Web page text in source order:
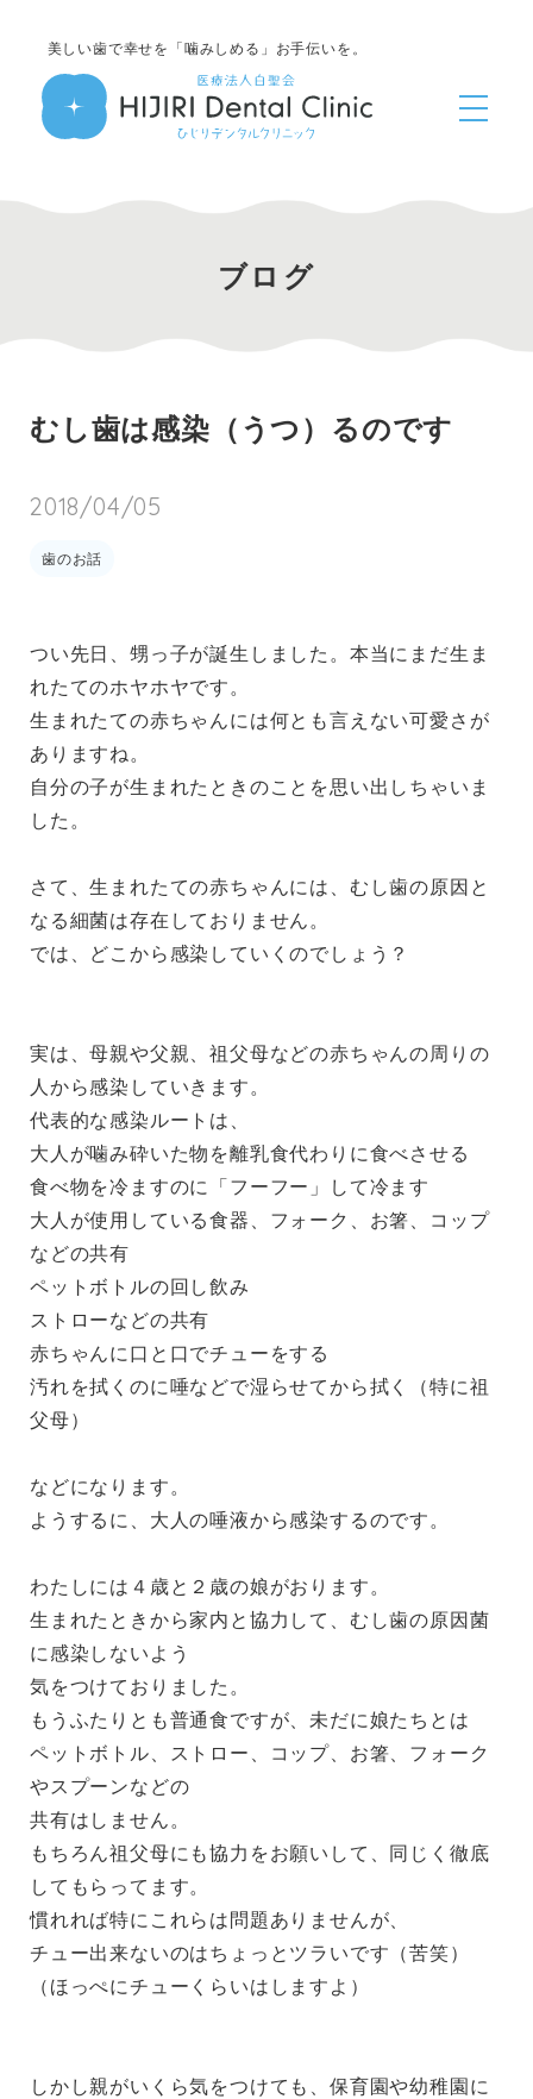
美しい歯で幸せを「噛みしめる」お手伝いを。
ブログ
むし歯は感染（うつ）るのです
2018/04/05
歯のお話
つい先日、甥っ子が誕生しました。本当にまだ生ま
れたてのホヤホヤです。
生まれたての赤ちゃんには何とも言えない可愛さが
ありますね。
自分の子が生まれたときのことを思い出しちゃいま
した。
さて、生まれたての赤ちゃんには、むし歯の原因と
なる細菌は存在しておりません。
では、どこから感染していくのでしょう？
実は、母親や父親、祖父母などの赤ちゃんの周りの
人から感染していきます。
代表的な感染ルートは、
大人が噛み砕いた物を離乳食代わりに食べさせる
食べ物を冷ますのに「フーフー」して冷ます
大人が使用している食器、フォーク、お箸、コップ
などの共有
ペットボトルの回し飲み
ストローなどの共有
赤ちゃんに口と口でチューをする
汚れを拭くのに唾などで湿らせてから拭く（特に祖
父母）
などになります。
ようするに、大人の唾液から感染するのです。
わたしには４歳と２歳の娘がおります。
生まれたときから家内と協力して、むし歯の原因菌
に感染しないよう
気をつけておりました。
もうふたりとも普通食ですが、未だに娘たちとは
ペットボトル、ストロー、コップ、お箸、フォーク
やスプーンなどの
共有はしません。
もちろん祖父母にも協力をお願いして、同じく徹底
してもらってます。
慣れれば特にこれらは問題ありませんが、
チュー出来ないのはちょっとツラいです（苦笑）
（ほっぺにチューくらいはしますよ）
しかし親がいくら気をつけても、保育園や幼稚園に